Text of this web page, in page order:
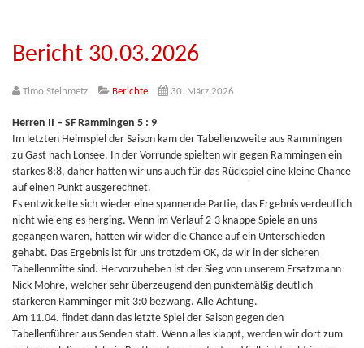
Bericht 30.03.2026
Timo Steinmetz Berichte 30. März 2026
Herren II – SF Rammingen 5 : 9
Im letzten Heimspiel der Saison kam der Tabellenzweite aus Rammingen
zu Gast nach Lonsee. In der Vorrunde spielten wir gegen Rammingen ein
starkes 8:8, daher hatten wir uns auch für das Rückspiel eine kleine Chance
auf einen Punkt ausgerechnet.
Es entwickelte sich wieder eine spannende Partie, das Ergebnis verdeutlich
nicht wie eng es herging. Wenn im Verlauf 2-3 knappe Spiele an uns
gegangen wären, hätten wir wider die Chance auf ein Unterschieden
gehabt. Das Ergebnis ist für uns trotzdem OK, da wir in der sicheren
Tabellenmitte sind. Hervorzuheben ist der Sieg von unserem Ersatzmann
Nick Mohre, welcher sehr überzeugend den punktemäßig deutlich
stärkeren Ramminger mit 3:0 bezwang. Alle Achtung.
Am 11.04. findet dann das letzte Spiel der Saison gegen den
Tabellenführer aus Senden statt. Wenn alles klappt, werden wir dort zum